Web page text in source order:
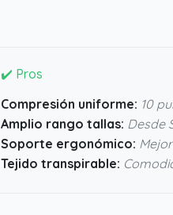
✔️ Pros
Compresión uniforme: 10
Amplio rango tallas: Desde
Soporte ergonómico:
Tejido transpirable: